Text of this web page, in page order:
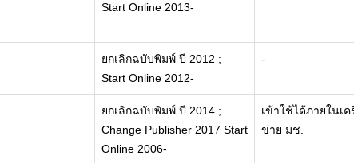
Start Online 2013-
ยกเลิกฉบับพิมพ์ ปี 2012 ;
Start Online 2012-
-
ยกเลิกฉบับพิมพ์ ปี 2014 ;
Change Publisher 2017 Start
Online 2006-
เข้าใช้ได้ภายในเค
ข่าย มช.